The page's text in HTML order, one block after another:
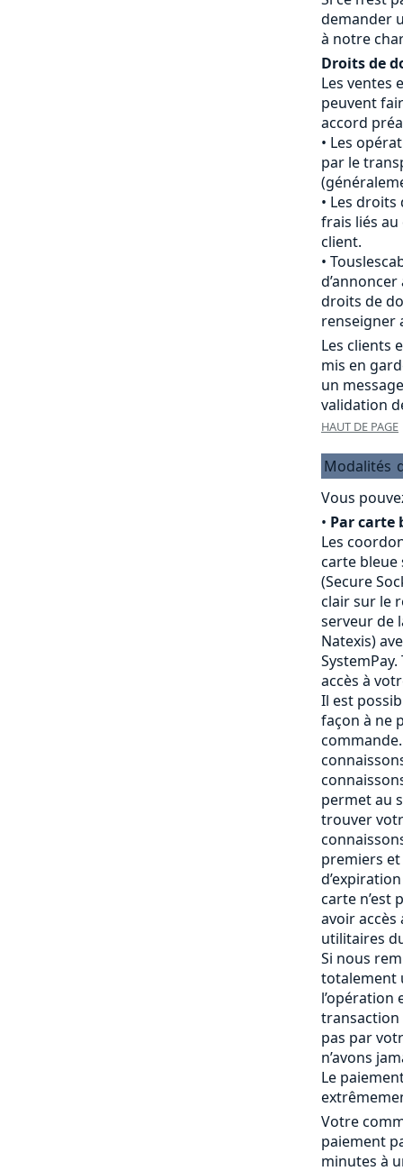
demander
à notre
Droits de
Les ventes
peuvent
accord
Les
par le
Les droits
frais liés
client.
droits de
renseigner
Les clients
mis en
un
validation
HAUT DE PAGE
Modalités
Vous
• Par carte
Les
carte bleue
(Secure
clair sur le
serveur de
Natexis)
accès à
Il est
façon à ne
permet au
trouver
premiers
carte n’est
avoir
utilitaires
Si nous
totalement
l’opération
transaction
pas par
n’avons
Le
Votre
paiement
minutes à